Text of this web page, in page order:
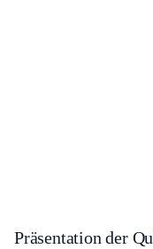
Präsentation der